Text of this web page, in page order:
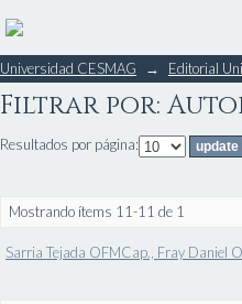
Filtrar por:
Universidad CESMAG → Editorial
Filtrar por:
Resultados por página:
Mostrando ítems 11-11 de 1
Sarria Tejada OFMCap., Fray Daniel